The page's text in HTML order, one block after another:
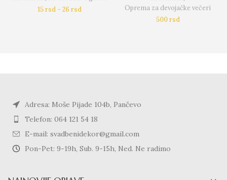
15rsd – 26 rsd
Oprema za devojačke večeri
500rsd
Adresa: Moše Pijade 104b, Pančevo
Telefon: 064 121 54 18
E-mail: svadbenidekor@gmail.com
Pon-Pet: 9-19h, Sub. 9-15h, Ned. Ne radimo